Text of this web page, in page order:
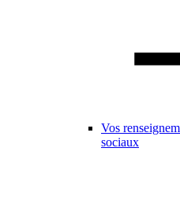
Vos
sociaux